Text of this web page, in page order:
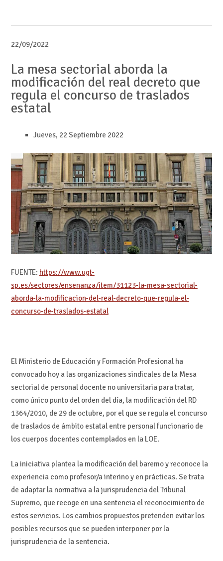
22/09/2022
La mesa sectorial aborda la
modificación del real decreto que
regula el concurso de traslados
estatal
Jueves, 22 Septiembre 2022
FUENTE: https://www.ugt-
sp.es/sectores/ensenanza/item/31123-la-mesa-sectorial-
aborda-la-modificacion-del-real-decreto-que-regula-el-
concurso-de-traslados-estatal
El Ministerio de Educación y Formación Profesional ha
convocado hoy a las organizaciones sindicales de la Mesa
sectorial de personal docente no universitaria para tratar,
como único punto del orden del día, la modificación del RD
1364/2010, de 29 de octubre, por el que se regula el concurso
de traslados de ámbito estatal entre personal funcionario de
los cuerpos docentes contemplados en la LOE.
La iniciativa plantea la modificación del baremo y reconoce la
experiencia como profesor/a interino y en prácticas. Se trata
de adaptar la normativa a la jurisprudencia del Tribunal
Supremo, que recoge en una sentencia el reconocimiento de
estos servicios. Los cambios propuestos pretenden evitar los
posibles recursos que se pueden interponer por la
jurisprudencia de la sentencia.